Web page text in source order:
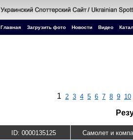
Главная Загрузить фото Новости Видео
1 2 3 4 5 6 7 8 9 10
ID: 0000135125 Самолет и